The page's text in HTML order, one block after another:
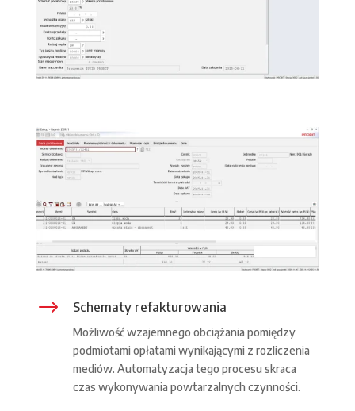
$ Schematy refakturowania
Możliwość wzajemnego obciążania pomiędzy
podmiotami opłatami wynikającymi z rozliczenia
mediów. Automatyzacja tego procesu skraca
czas wykonywania powtarzalnych czynności.